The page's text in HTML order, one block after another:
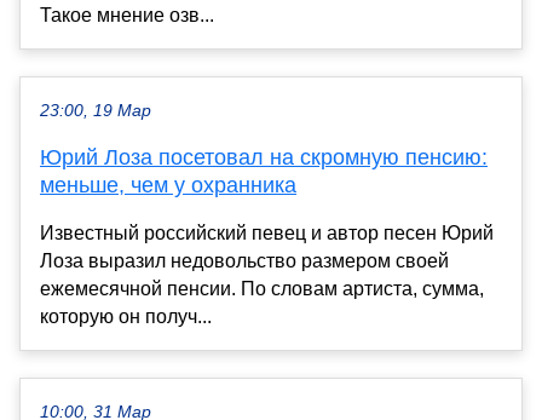
Такое мнение озв...
23:00, 19 Мар
Юрий Лоза посетовал на скромную пенсию:
меньше, чем у охранника
Известный российский певец и автор песен Юрий
Лоза выразил недовольство размером своей
ежемесячной пенсии. По словам артиста, сумма,
которую он получ...
10:00, 31 Мар